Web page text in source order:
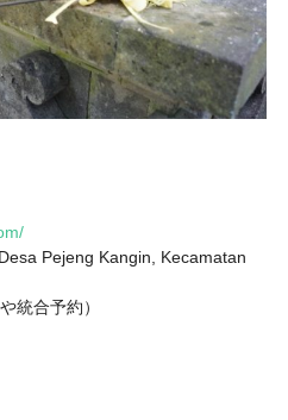
Pejeng Kangin, Kecamatan
統合予約）